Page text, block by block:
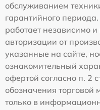
обслуживанием
гарантийного
работает независимо
авторизации от
указанные на сайте,
ознакомительный
офертой согласно п. 2
обозначения
только в